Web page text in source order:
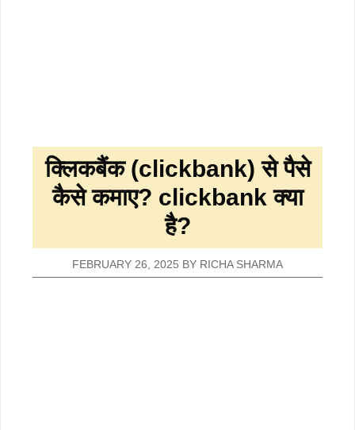
क्लिकबैंक (clickbank) से पैसे
कैसे कमाए? clickbank क्या
है?
FEBRUARY 26, 2025 BY RICHA SHARMA